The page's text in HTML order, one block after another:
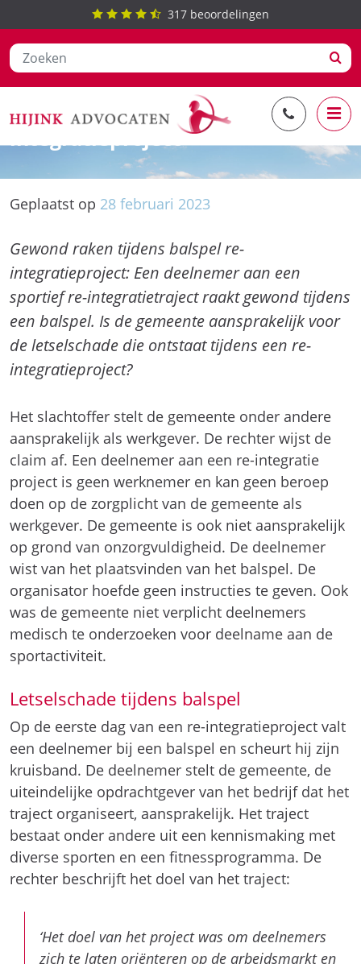
naar
de
317 beoordelingen
Gewond raken tijdens balspel re-
integratieproject
Geplaatst op 28 februari 2023
Gewond raken tijdens balspel re-
integratieproject: Een deelnemer aan een
sportief re-integratietraject raakt gewond tijdens
een balspel. Is de gemeente aansprakelijk voor
de letselschade die ontstaat tijdens een re-
integratieproject?
Het slachtoffer stelt de gemeente onder andere
aansprakelijk als werkgever. De rechter wijst de
claim af. Een deelnemer aan een re-integratie
project is geen werknemer en kan geen beroep
doen op de zorgplicht van de gemeente als
werkgever. De gemeente is ook niet aansprakelijk
op grond van onzorgvuldigheid. De deelnemer
wist van het plaatsvinden van het balspel. De
organisator hoefde geen instructies te geven. Ook
was de gemeente niet verplicht deelnemers
medisch te onderzoeken voor deelname aan de
sportactiviteit.
Letselschade tijdens balspel
Op de eerste dag van een re-integratieproject valt
een deelnemer bij een balspel en scheurt hij zijn
kruisband. De deelnemer stelt de gemeente, de
uiteindelijke opdrachtgever van het bedrijf dat het
traject organiseert, aansprakelijk. Het traject
bestaat onder andere uit een kennismaking met
diverse sporten en een fitnessprogramma. De
rechter beschrijft het doel van het traject:
‘Het doel van het project was om deelnemers
zich te laten oriënteren op de arbeidsmarkt en